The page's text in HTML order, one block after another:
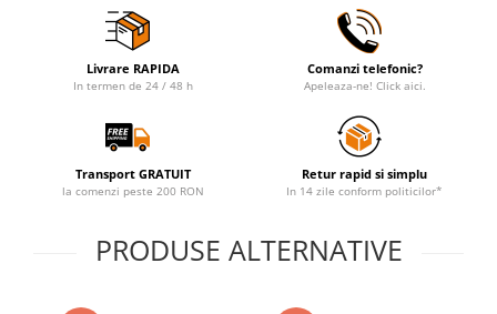
Livrare RAPIDA
In termen de 24 / 48 h
Comanzi telefonic?
Apeleaza-ne! Click aici.
Transport GRATUIT
la comenzi peste 200 RON
Retur rapid si simplu
In 14 zile conform politicilor*
PRODUSE ALTERNATIVE